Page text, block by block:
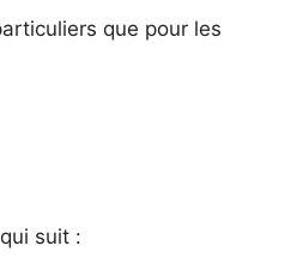
que pour les
suit :